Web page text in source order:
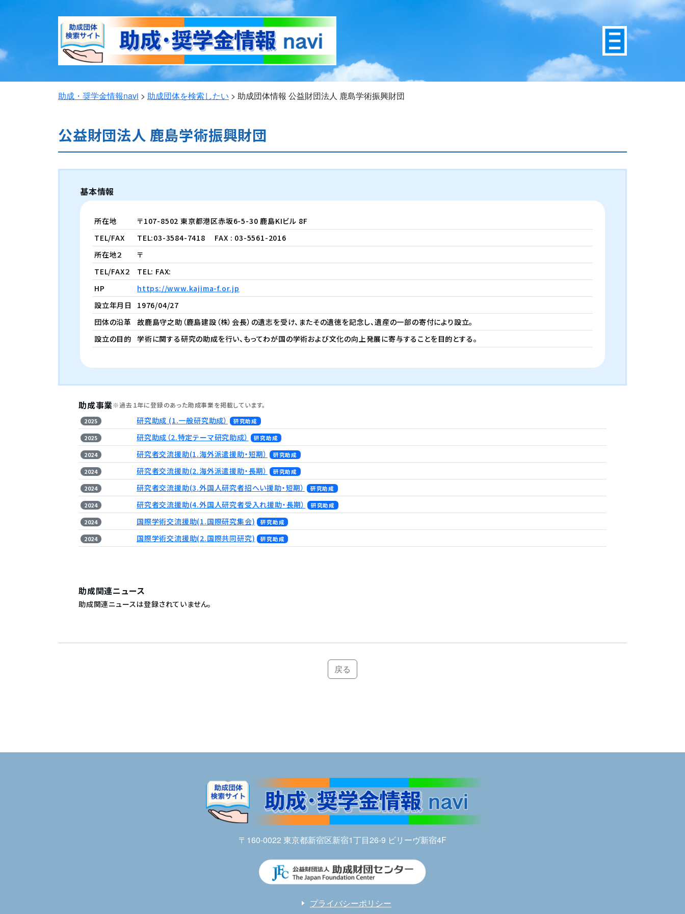
助成・奨学金情報navi > 助成団体を検索したい > 助成団体情報 公益財団法人 鹿島学術振興財団
公益財団法人 鹿島学術振興財団
基本情報
所在地
〒107-8502 東京都港区赤坂6-5-30 鹿島KIビル 8F
TEL/FAX
TEL:03-3584-7418
FAX : 03-5561-2016
所在地２
〒
TEL/FAX２
TEL: FAX:
HP
https://www.kajima-f.or.jp
設立年月日
1976/04/27
団体の沿革
故鹿島守之助（鹿島建設（株）会長）の遺志を受け、またその遺徳を記念し、遺産の一部の寄付により設立。
設立の目的 学術に関する研究の助成を行い、もってわが国の学術および文化の向上発展に寄与することを目的とする。
助成事業※過去１年に登録のあった助成事業を掲載しています。
2025 研究助成 (1.一般研究助成） 研究助成
2025 研究助成（2.特定テーマ研究助成） 研究助成
2024 研究者交流援助(1.海外派遣援助・短期） 研究助成
2024 研究者交流援助(2.海外派遣援助・長期） 研究助成
2024 研究者交流援助(3.外国人研究者招へい援助・短期） 研究助成
2024 研究者交流援助(4.外国人研究者受入れ援助・長期） 研究助成
2024 国際学術交流援助(1.国際研究集会) 研究助成
2024 国際学術交流援助(2.国際共同研究) 研究助成
助成関連ニュース
助成関連ニュースは登録されていません。
戻る
〒160-0022 東京都新宿区新宿1丁目26-9 ビリーヴ新宿4F
プライバシーポリシー